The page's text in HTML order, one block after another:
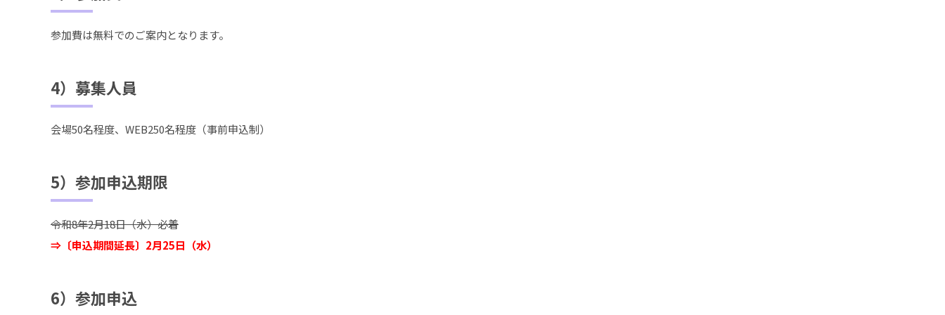
参加費は無料でのご案内となります。
4）募集人員
会場50名程度、WEB250名程度（事前申込制）
5）参加申込期限
令和8年2月18日（水）必着
⇒〔申込期間延長〕2月25日（水）
6）参加申込